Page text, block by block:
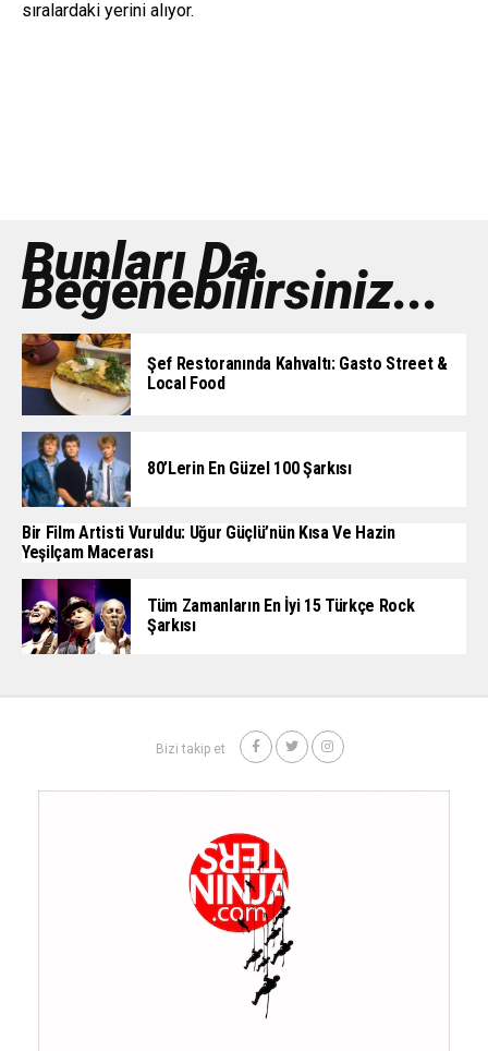
sıralardaki yerini alıyor.
Bunları Da
Beğenebilirsiniz...
Şef Restoranında Kahvaltı: Gasto Street &
Local Food
80’lerin En Güzel 100 Şarkısı
Bir Film Artisti Vuruldu: Uğur Güçlü’nün Kısa Ve Hazin
Yeşilçam Macerası
Tüm Zamanların En İyi 15 Türkçe Rock
Şarkısı
Bizi takip et